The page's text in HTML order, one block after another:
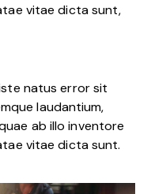
vitae dicta sunt,
natus error sit
laudantium,
ab illo inventore
vitae dicta sunt.